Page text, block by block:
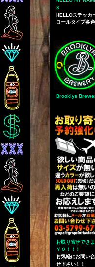
S
HELLOステッカ
ロールタイプ各色
Brooklyn
お取り寄せでき
ＹＯ！！！
お気軽にお問い
せ下さい！！